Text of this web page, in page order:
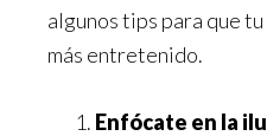
algunos tips para que
más entretenido.
Enfócate en la